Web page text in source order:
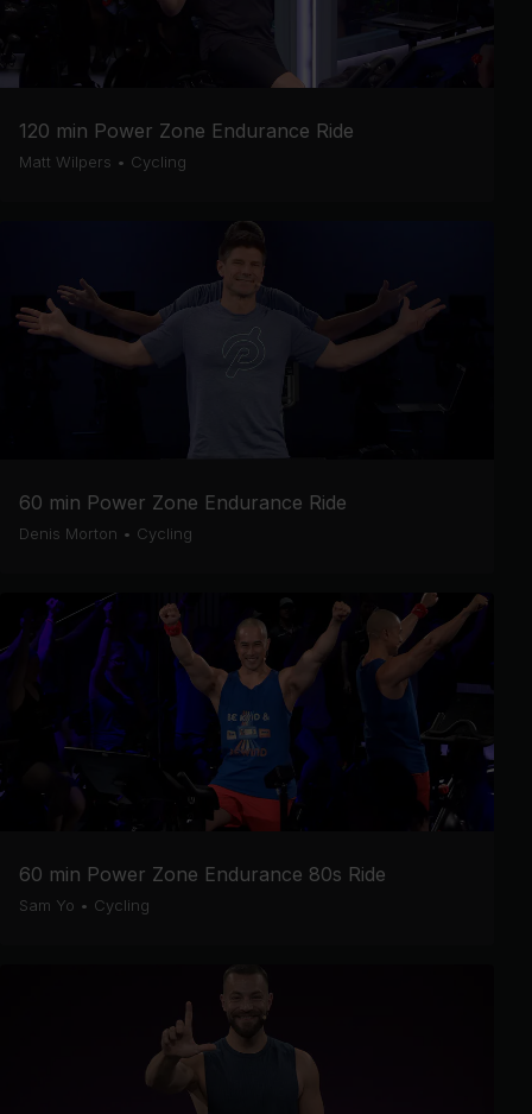
120 min Power Zone Endurance Ride
Matt Wilpers • Cycling
60 min Power Zone Endurance Ride
Denis Morton • Cycling
60 min Power Zone Endurance 80s Ride
Sam Yo • Cycling